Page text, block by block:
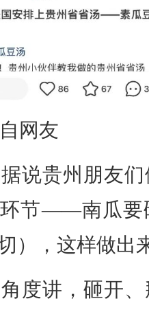
网友
说贵州朋友
节——南瓜要
切），这样做出
度讲，砸开